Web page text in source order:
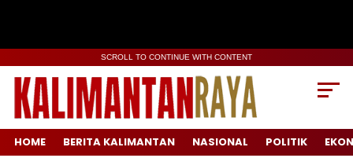
SCROLL TO CONTINUE WITH CONTENT
HOME BERITA KALIMANTAN NASIONAL POLITIK